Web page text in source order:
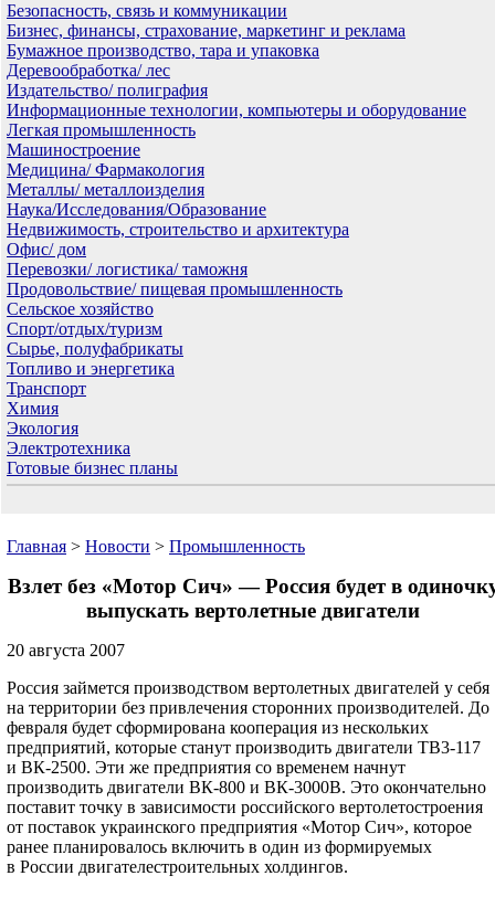
Безопасность, связь и коммуникации
Бизнес, финансы, страхование, маркетинг и реклама
Бумажное производство, тара и упаковка
Деревообработка/ лес
Издательство/ полиграфия
Информационные технологии, компьютеры и оборудование
Легкая промышленность
Машиностроение
Медицина/ Фармакология
Металлы/ металлоизделия
Наука/Исследования/Образование
Недвижимость, строительство и архитектура
Офис/ дом
Перевозки/ логистика/ таможня
Продовольствие/ пищевая промышленность
Сельское хозяйство
Спорт/отдых/туризм
Сырье, полуфабрикаты
Топливо и энергетика
Транспорт
Химия
Экология
Электротехника
Готовые бизнес планы
Главная > Новости > Промышленность
Взлет без «Мотор Сич» — Россия будет в
выпускать вертолетные двигатели
20 августа 2007
Россия займется производством вертолетных двигателей у себя
на территории без привлечения сторонних производителей. До
февраля будет сформирована кооперация из нескольких
предприятий, которые станут производить двигатели ТВ3-117
и ВК-2500. Эти же предприятия со временем начнут
производить двигатели ВК-800 и ВК-3000В. Это окончательно
поставит точку в зависимости российского вертолето­строения
от поставок украин­ского предприятия «Мотор Cич», которое
ранее планировалось включить в один из формируемых
в России двигателестроительных холдингов.